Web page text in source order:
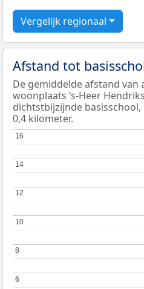
Vergelijk regionaal
Afstand tot
De gemiddelde afstand van
woonplaats ’s-Heer
dichtstbijzijnde
0,4 kilometer.
6
6
8
8
10
10
12
12
14
14
16
16